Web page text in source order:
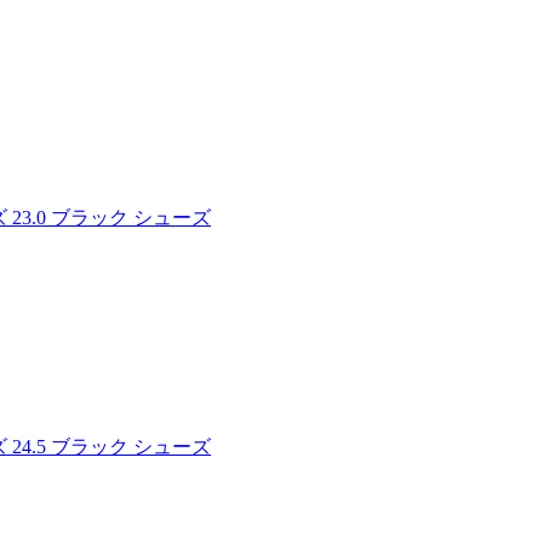
23.0 ブラック シューズ
24.5 ブラック シューズ